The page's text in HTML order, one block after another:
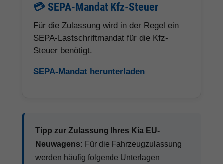
💳 SEPA-Mandat Kfz-Steuer
Für die Zulassung wird in der Regel ein
SEPA-Lastschriftmandat für die Kfz-
Steuer benötigt.
SEPA-Mandat herunterladen
Tipp zur Zulassung Ihres Kia EU-
Neuwagens: Für die Fahrzeugzulassung
werden häufig folgende Unterlagen